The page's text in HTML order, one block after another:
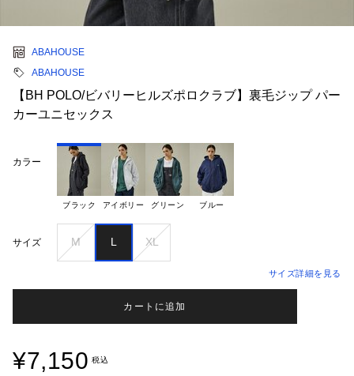
ABAHOUSE
ABAHOUSE
【BH POLO/ビバリーヒルズポロクラブ】裏毛ジップ パー
カーユニセックス
カラー
ブラック アイボリー グリーン ブルー
サイズ M L XL
サイズ詳細を見る
カートに追加
¥7,150 税込